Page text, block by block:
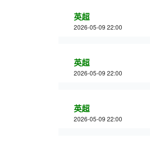
英超
2026-05-09 22:00
英超
2026-05-09 22:00
英超
2026-05-09 22:00